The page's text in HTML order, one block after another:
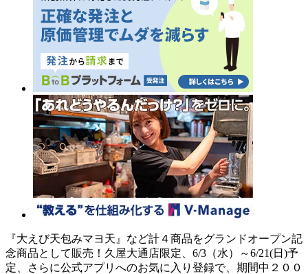
『大えび天包みマヨ天』など計４商品をグランドオープン記
念商品として販売！久屋大通店限定、6/3（水）～6/21(日)予
定、さらに公式アプリへのお気に入り登録で、期間中２００